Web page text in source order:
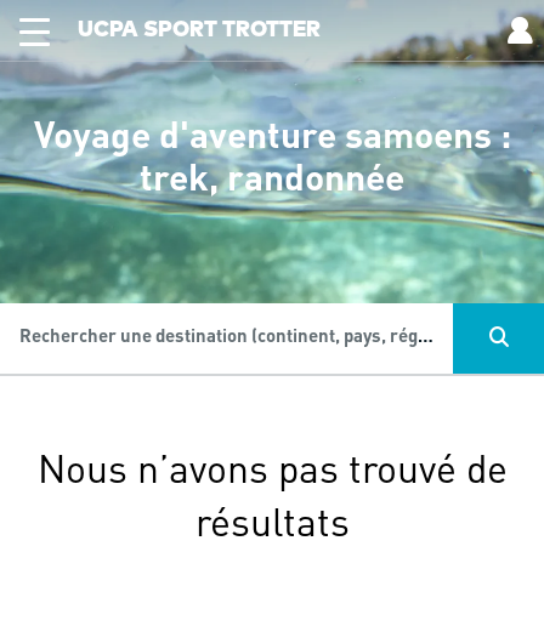
UCPA SPORT TROTTER
Voyage d'aventure samoens :
trek, randonnée
Rechercher une destination (continent, pays, région...), une activité...
Nous n’avons pas trouvé de
résultats